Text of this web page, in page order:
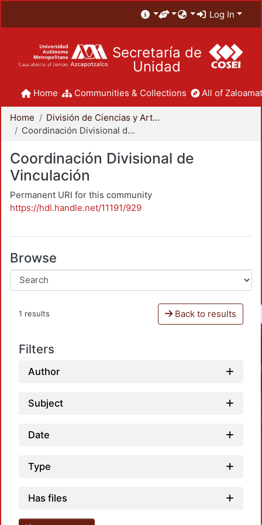
Log In
Secretaría de
Unidad
Home Communities & Collections All of
Home
División de Ciencias y Artes para el Diseño
Coordinación Divisional de Vinculación
Coordinación Divisional de
Vinculación
Permanent URI for this community
https://hdl.handle.net/11191/929
Browse
1 results Back to results
Filters
Author
Subject
Date
Type
Has files